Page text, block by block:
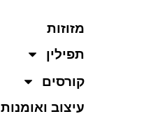
מזוזות
תפילין
קורסים
עיצוב ואומנות